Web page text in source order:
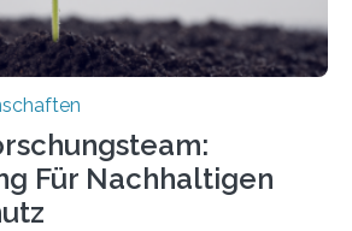
Für Nachhaltigen